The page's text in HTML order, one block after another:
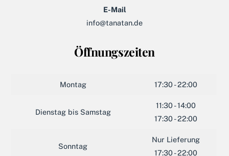
E-Mail
info@tanatan.de
Öffnungszeiten
Montag 17:30 - 22:00
Dienstag bis Samstag
11:30 - 14:00
17:30 - 22:00
Sonntag
Nur Lieferung
17:30 - 22:00